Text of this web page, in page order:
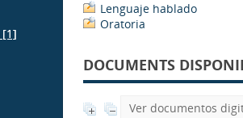
[1]
Lenguaje hablado
Oratoria
DOCUMENTS
Ver documentos